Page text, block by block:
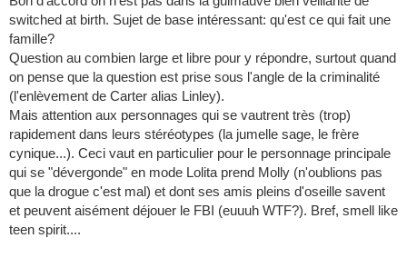
switched at birth. Sujet de base intéressant: qu'est ce qui fait une
famille?
Question au combien large et libre pour y répondre, surtout quand
on pense que la question est prise sous l'angle de la criminalité
(l'enlèvement de Carter alias Linley).
Mais attention aux personnages qui se vautrent très (trop)
rapidement dans leurs stéréotypes (la jumelle sage, le frère
cynique...). Ceci vaut en particulier pour le personnage principale
qui se "dévergonde" en mode Lolita prend Molly (n'oublions pas
que la drogue c'est mal) et dont ses amis pleins d'oseille savent
et peuvent aisément déjouer le FBI (euuuh WTF?). Bref, smell like
teen spirit....